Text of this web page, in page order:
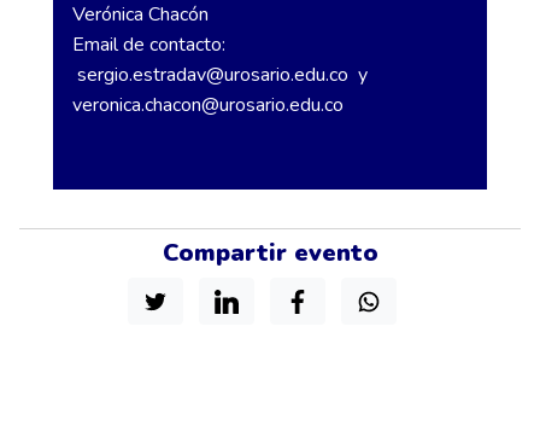
Verónica Chacón
Email de contacto:
sergio.estradav@urosario.edu.co y
veronica.chacon@urosario.edu.co
Compartir evento